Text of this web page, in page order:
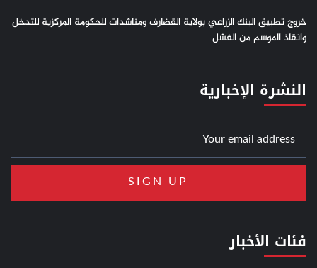
خروج تطبيق البنك الزراعي بولاية القضارف ومناشدات للحكومة المركزية للتدخل
وانقاذ الموسم من الفشل
النشرة الإخبارية
فئات الأخبار